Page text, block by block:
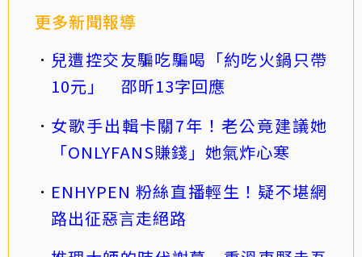
更多新聞報導
兒遭控交友騙吃騙喝「約吃火鍋只帶
10元」 邵昕13字回應
女歌手出輯卡關7年！老公竟建議她
「ONLYFANS賺錢」她氣炸心寒
ENHYPEN 粉絲直播輕生！疑不堪網
路出征惡言走絕路